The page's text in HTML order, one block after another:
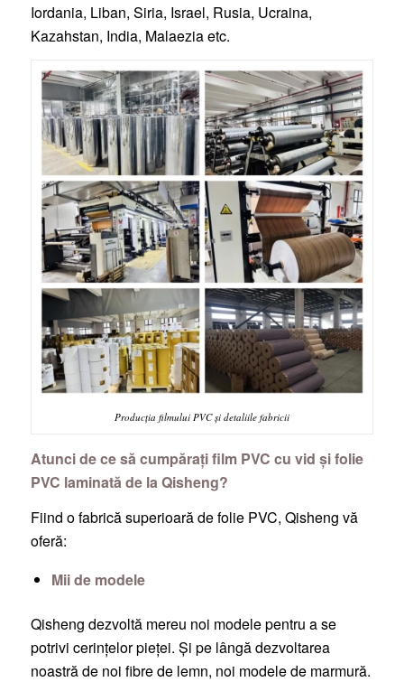
Iordania, Liban, Siria, Israel, Rusia, Ucraina,
Kazahstan, India, Malaezia etc.
Producția filmului PVC și detaliile fabricii
Atunci de ce să cumpărați film PVC cu vid și folie
PVC laminată de la Qisheng?
Fiind o fabrică superioară de folie PVC, Qisheng vă
oferă:
Mii de modele
Qisheng dezvoltă mereu noi modele pentru a se
potrivi cerințelor pieței. Și pe lângă dezvoltarea
noastră de noi fibre de lemn, noi modele de marmură.